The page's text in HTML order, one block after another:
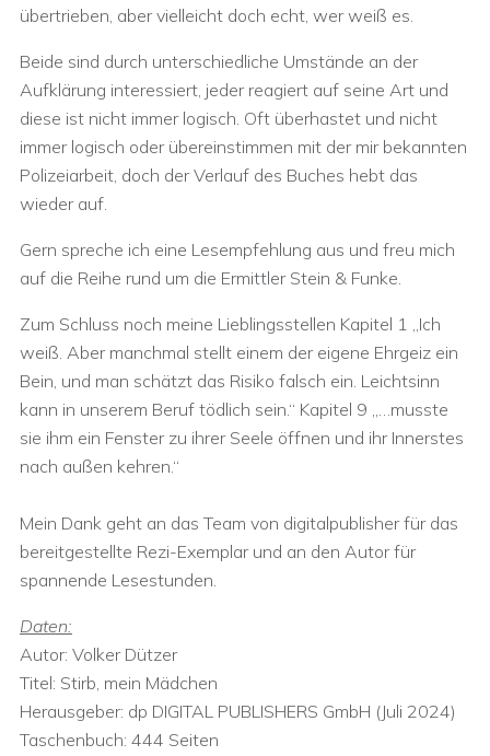
übertrieben, aber vielleicht doch echt, wer weiß es.
Beide sind durch unterschiedliche Umstände an der
Aufklärung interessiert, jeder reagiert auf seine Art und
diese ist nicht immer logisch. Oft überhastet und nicht
immer logisch oder übereinstimmen mit der mir bekannten
Polizeiarbeit, doch der Verlauf des Buches hebt das
wieder auf.
Gern spreche ich eine Lesempfehlung aus und freu mich
auf die Reihe rund um die Ermittler Stein & Funke.
Zum Schluss noch meine Lieblingsstellen Kapitel 1 „Ich
weiß. Aber manchmal stellt einem der eigene Ehrgeiz ein
Bein, und man schätzt das Risiko falsch ein. Leichtsinn
kann in unserem Beruf tödlich sein.“ Kapitel 9 „…musste
sie ihm ein Fenster zu ihrer Seele öffnen und ihr Innerstes
nach außen kehren.“
Mein Dank geht an das Team von digitalpublisher für das
bereitgestellte Rezi-Exemplar und an den Autor für
spannende Lesestunden.
Daten:
Autor: Volker Dützer
Titel: Stirb, mein Mädchen
Herausgeber:‎ dp DIGITAL PUBLISHERS GmbH (Juli 2024)
Taschenbuch:‎ 444 Seiten